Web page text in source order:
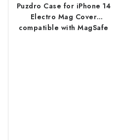
Puzdro Case for iPhone 14
Electro Mag Cover
compatible with MagSafe